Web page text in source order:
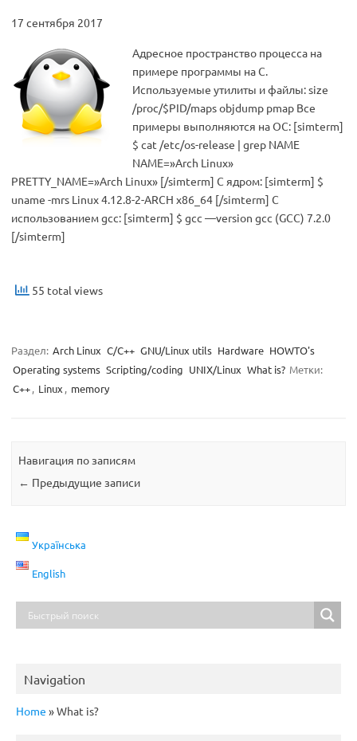
17 сентября 2017
Адресное пространство процесса на
примере программы на C.
Используемые утилиты и файлы: size
/proc/$PID/maps objdump pmap Все
примеры выполняются на ОС: [simterm]
$ cat /etc/os-release | grep NAME
NAME=»Arch Linux»
PRETTY_NAME=»Arch Linux» [/simterm] С ядром: [simterm] $
uname -mrs Linux 4.12.8-2-ARCH x86_64 [/simterm] С
использованием gcc: [simterm] $ gcc —version gcc (GCC) 7.2.0
[/simterm]
55 total views
Раздел: Arch Linux C/C++ GNU/Linux utils Hardware HOWTO's
Operating systems Scripting/coding UNIX/Linux What is? Метки:
C++, Linux , memory
Навигация по записям
← Предыдущие записи
Українська
English
Navigation
Home »What is?